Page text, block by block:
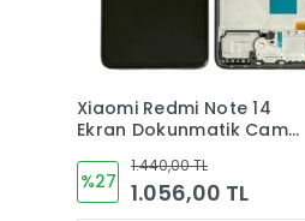
Xiaomi Redmi Note 14
Ekran Dokunmatik Cam
%27
1.440,00 TL
1.056,00 TL